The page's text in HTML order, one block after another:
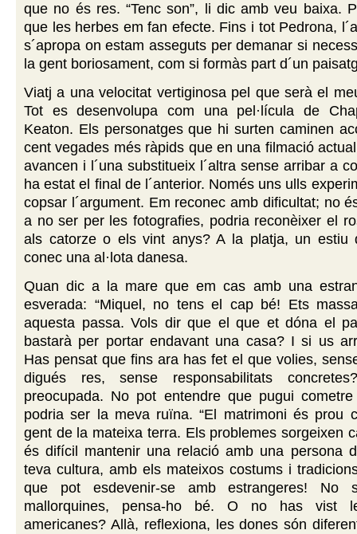
que no és res. “Tenc son”, li dic amb veu baixa.
que les herbes em fan efecte. Fins i tot Pedrona,
s´apropa on estam asseguts per demanar si
la gent boriosament, com si formàs part d´un
Viatj a una velocitat vertiginosa pel que serà el
Tot es desenvolupa com una pel·lícula de
Keaton. Els personatges que hi surten caminen
cent vegades més ràpids que en una filmació
avancen i l´una substitueix l´altra sense arribar a
ha estat el final de l´anterior. Només uns ulls
copsar l´argument. Em reconec amb dificultat; no
a no ser per les fotografies, podria reconèixer el
als catorze o els vint anys? A la platja, un estiu
conec una al·lota danesa.
Quan dic a la mare que em cas amb una
esverada: “Miquel, no tens el cap bé! Ets
aquesta passa. Vols dir que el que et dóna el
bastarà per portar endavant una casa? I si us
Has pensat que fins ara has fet el que volies,
digués res, sense responsabilitats
preocupada. No pot entendre que pugui
podria ser la meva ruïna. “El matrimoni és prou
gent de la mateixa terra. Els problemes sorgeixen
és difícil mantenir una relació amb una persona
teva cultura, amb els mateixos costums i
que pot esdevenir-se amb estrangeres! No
mallorquines, pensa-ho bé. O no has vist
americanes? Allà, reflexiona, les dones són